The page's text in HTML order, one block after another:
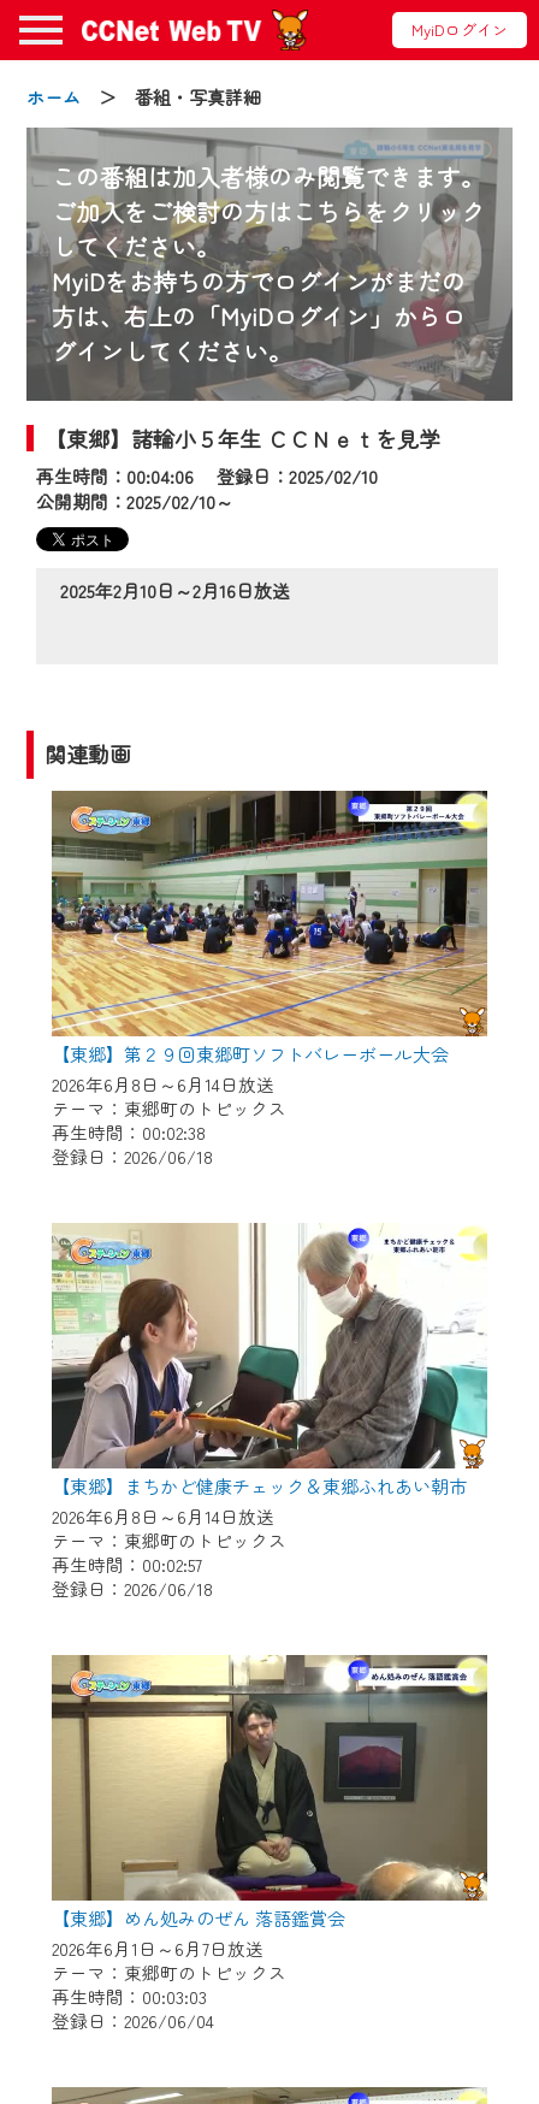
MyiDログイン
ホーム ＞ 番組・写真詳細
この番組は加入者様のみ閲覧できます。
ご加入をご検討の方はこちらをクリック
してください。
MyiDをお持ちの方でログインがまだの
方は、右上の「MyiDログイン」からロ
グインしてください。
【東郷】諸輪小５年生 ＣＣＮｅｔを見学
再生時間：00:04:06 登録日：2025/02/10
公開期間：2025/02/10～
2025年2月10日～2月16日放送
関連動画
【東郷】第２９回東郷町ソフトバレーボール大会
2026年6月8日～6月14日放送
テーマ：東郷町のトピックス
再生時間：00:02:38
登録日：2026/06/18
【東郷】まちかど健康チェック＆東郷ふれあい朝市
2026年6月8日～6月14日放送
テーマ：東郷町のトピックス
再生時間：00:02:57
登録日：2026/06/18
【東郷】めん処みのぜん 落語鑑賞会
2026年6月1日～6月7日放送
テーマ：東郷町のトピックス
再生時間：00:03:03
登録日：2026/06/04
お知らせ
2024/09/02
動画配信サービス『CCNet Web TV』は2024
年9月24日からリニューアルします！
【変更点】
◆デザイン変更により、お住まいの地域
の動画コンテンツが一目瞭然。
◆当社アプリやＰＣブラウザから、いつ
でも・どこでも・外出先でも！
2024年9月24日からはご加入者様へのサー
ビス向上のため、
『CCNet Web TV』を利用いただくには、
一部コンテンツを除き、
CCNetサービスへの加入と『CCNetマイ
ページ※』へのログインが必要となりま
す。
何卒、ご理解ご了承の程よろしくお願い
いたします。
※マイページへのログインには、MyIDが必
要となります。
※MyIDとは、CCNet Web TVを含むCCNetの
各種サービスをご利用頂くためのIDです。
で設定できます。
（GmailやYahooなどのフリーメールアドレ
スでも作成可能です）
※マイページへのログイン・MyIDの新規登
録はこちらから
※CCNetアプリをご利用中の方は引き続き
ご視聴いただけます。
＜メンテナンス情報＞
CCNetWebTVのリニューアルにともないメ
ンテナンス作業を予定しています。
作業の間は、CCNetWebTVの画面が「メン
テナンス中」になり、ご利用いただけませ
ん。
ご不便をおかけいたしますが、ご了承の程
よろしくお願いいたします。